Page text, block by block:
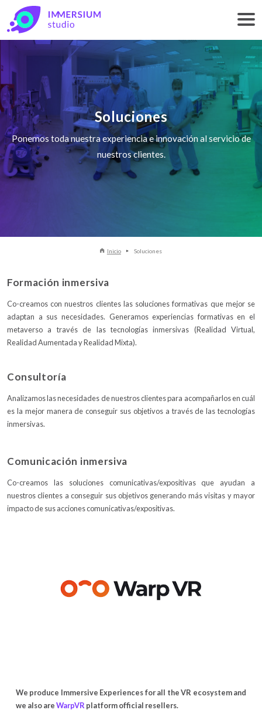
Soluciones
Ponemos toda nuestra experiencia e innovación al servicio de
nuestros clientes.
Inicio Soluciones
Formación inmersiva
Co-creamos con nuestros clientes las soluciones formativas que mejor se
adaptan a sus necesidades. Generamos experiencias formativas en el
metaverso a través de las tecnologías inmersivas (Realidad Virtual,
Realidad Aumentada y Realidad Mixta).
Consultoría
Analizamos las necesidades de nuestros clientes para acompañarlos en cuál
es la mejor manera de conseguir sus objetivos a través de las tecnologías
inmersivas.
Comunicación inmersiva
Co-creamos las soluciones comunicativas/expositivas que ayudan a
nuestros clientes a conseguir sus objetivos generando más visitas y mayor
impacto de sus acciones comunicativas/expositivas.
We produce Immersive Experiences for all the VR ecosystem and
we also areWarpVR platform official resellers.